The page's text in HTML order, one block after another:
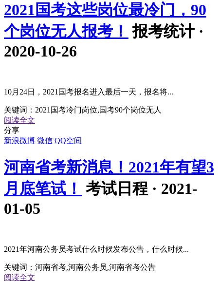
2021国考这些岗位最冷门，90
个岗位无人报考！ 报考统计 ·
2020-10-26
10月24日，2021国考报名进入最后一天，报名将...
关键词： 2021国考冷门岗位,国考90个岗位无人
阅读全文
分享
新浪微博 微信 QQ空间
河南省考新消息！2021年有望3
月底笔试！ 考试日程 · 2021-
01-05
2021年河南公务员考试什么时候发布公告，什么时候...
关键词： 河南省考,河南公务员,河南省考公告
阅读全文